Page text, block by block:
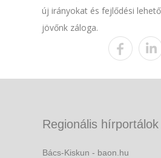
új irányokat és fejlődési
jövőnk záloga.
Regionális hírportálok
Bács-Kiskun - baon.hu